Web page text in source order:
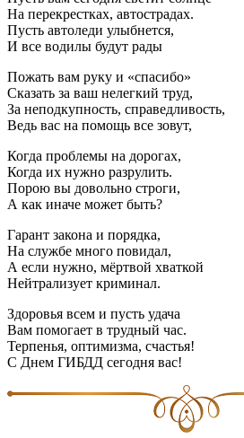
На перекрестках, автострадах.
Пусть автоледи улыбнется,
И все водилы будут рады
Пожать вам руку и «спасибо»
Сказать за ваш нелегкий труд,
За неподкупность, справедливость,
Ведь вас на помощь все зовут,
Когда проблемы на дорогах,
Когда их нужно разрулить.
Порою вы довольно строги,
А как иначе может быть?
Гарант закона и порядка,
На службе много повидал,
А если нужно, мёртвой хваткой
Нейтрализует криминал.
Здоровья всем и пусть удача
Вам помогает в трудный час.
Терпенья, оптимизма, счастья!
С Днем ГИБДД сегодня вас!